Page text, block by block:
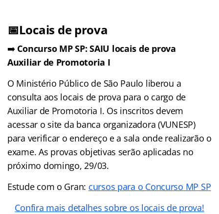
📅Locais de prova
➡️ Concurso MP SP: SAIU locais de prova
Auxiliar de Promotoria I
O Ministério Público de São Paulo liberou a
consulta aos locais de prova para o cargo de
Auxiliar de Promotoria I. Os inscritos devem
acessar o site da banca organizadora (VUNESP)
para verificar o endereço e a sala onde realizarão o
exame. As provas objetivas serão aplicadas no
próximo domingo, 29/03.
Estude com o Gran: cursos para o Concurso MP SP
Confira mais detalhes sobre os locais de prova!